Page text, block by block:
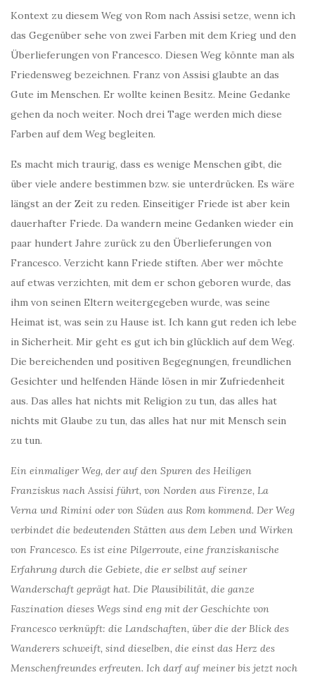
Kontext zu diesem Weg von Rom nach Assisi setze, wenn ich
das Gegenüber sehe von zwei Farben mit dem Krieg und den
Überlieferungen von Francesco. Diesen Weg könnte man als
Friedensweg bezeichnen. Franz von Assisi glaubte an das
Gute im Menschen. Er wollte keinen Besitz. Meine Gedanke
gehen da noch weiter. Noch drei Tage werden mich diese
Farben auf dem Weg begleiten.
Es macht mich traurig, dass es wenige Menschen gibt, die
über viele andere bestimmen bzw. sie unterdrücken. Es wäre
längst an der Zeit zu reden. Einseitiger Friede ist aber kein
dauerhafter Friede. Da wandern meine Gedanken wieder ein
paar hundert Jahre zurück zu den Überlieferungen von
Francesco. Verzicht kann Friede stiften. Aber wer möchte
auf etwas verzichten, mit dem er schon geboren wurde, das
ihm von seinen Eltern weitergegeben wurde, was seine
Heimat ist, was sein zu Hause ist. Ich kann gut reden ich lebe
in Sicherheit. Mir geht es gut ich bin glücklich auf dem Weg.
Die bereichenden und positiven Begegnungen, freundlichen
Gesichter und helfenden Hände lösen in mir Zufriedenheit
aus. Das alles hat nichts mit Religion zu tun, das alles hat
nichts mit Glaube zu tun, das alles hat nur mit Mensch sein
zu tun.
Ein einmaliger Weg, der auf den Spuren des Heiligen
Franziskus nach Assisi führt, von Norden aus Firenze, La
Verna und Rimini oder von Süden aus Rom kommend. Der Weg
verbindet die bedeutenden Stätten aus dem Leben und Wirken
von Francesco. Es ist eine Pilgerroute, eine franziskanische
Erfahrung durch die Gebiete, die er selbst auf seiner
Wanderschaft geprägt hat. Die Plausibilität, die ganze
Faszination dieses Wegs sind eng mit der Geschichte von
Francesco verknüpft: die Landschaften, über die der Blick des
Wanderers schweift, sind dieselben, die einst das Herz des
Menschenfreundes erfreuten. Ich darf auf meiner bis jetzt noch